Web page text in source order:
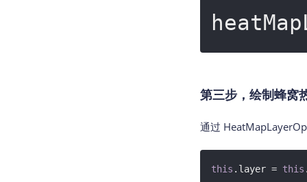
第三步，绘制蜂窝
通过
this .layer = this